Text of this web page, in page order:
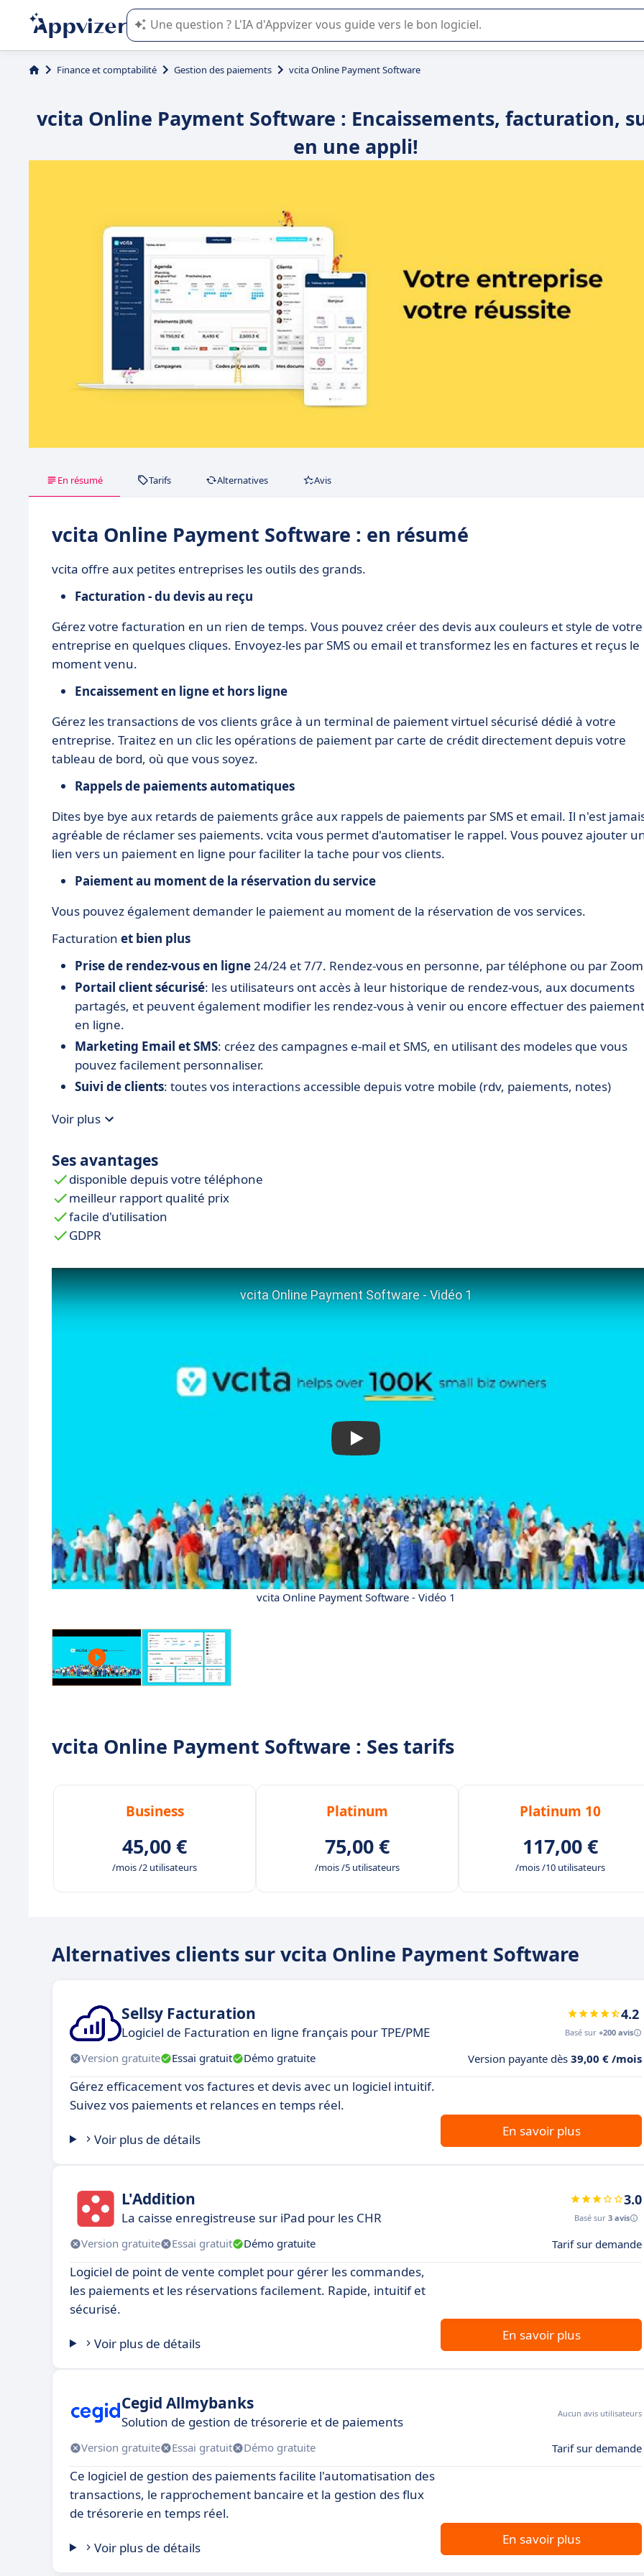
L'IA de Appvizer vous guide dans l'utilisation ou la sélection de logiciel SaaS en entreprise.
Finance et comptabilité Gestion des paiements vcita Online Payment Software
vcita Online Payment Software : Encaissements, facturation,
en une appli!
En résumé Tarifs Alternatives Avis
vcita Online Payment Software : en résumé
vcita offre aux petites entreprises les outils des grands.
Facturation - du devis au reçu
Gérez votre facturation en un rien de temps. Vous pouvez créer des devis aux couleurs et style de votre
entreprise en quelques cliques. Envoyez-les par SMS ou email et transformez les en factures et reçus le
moment venu.
Encaissement en ligne et hors ligne
Gérez les transactions de vos clients grâce à un terminal de paiement virtuel sécurisé dédié à votre
entreprise. Traitez en un clic les opérations de paiement par carte de crédit directement depuis votre
tableau de bord, où que vous soyez.
Rappels de paiements automatiques
Dites bye bye aux retards de paiements grâce aux rappels de paiements par SMS et email. Il n'est
agréable de réclamer ses paiements. vcita vous permet d'automatiser le rappel. Vous pouvez ajouter
lien vers un paiement en ligne pour faciliter la tache pour vos clients.
Paiement au moment de la réservation du service
Vous pouvez également demander le paiement au moment de la réservation de vos services.
Facturation et bien plus
Prise de rendez-vous en ligne 24/24 et 7/7. Rendez-vous en personne, par téléphone ou par
Portail client sécurisé: les utilisateurs ont accès à leur historique de rendez-vous, aux documents
partagés, et peuvent également modifier les rendez-vous à venir ou encore effectuer des
en ligne.
Marketing Email et SMS: créez des campagnes e-mail et SMS, en utilisant des modeles que vous
pouvez facilement personnaliser.
Suivi de clients: toutes vos interactions accessible depuis votre mobile (rdv, paiements, notes)
Voir plus
Ses avantages
disponible depuis votre téléphone
meilleur rapport qualité prix
facile d'utilisation
GDPR
vcita Online Payment Software - Vidéo 1
vcita Online Payment Software : Ses tarifs
Business
45,00 €
/mois /2 utilisateurs
Platinum
75,00 €
/mois /5 utilisateurs
Platinum 10
117,00 €
/mois /10 utilisateurs
Alternatives clients sur vcita Online Payment Software
Sellsy Facturation
Logiciel de Facturation en ligne français pour TPE/PME
4.2
Basé sur +200 avis
Version gratuite Essai gratuit Démo gratuite Version payante dès 39,00 € /mois
Gérez efficacement vos factures et devis avec un logiciel intuitif.
Suivez vos paiements et relances en temps réel.
Voir plus de détails
En savoir plus
L'Addition
La caisse enregistreuse sur iPad pour les CHR
3.0
Basé sur 3 avis
Version gratuite Essai gratuit Démo gratuite Tarif sur demande
Logiciel de point de vente complet pour gérer les commandes,
les paiements et les réservations facilement. Rapide, intuitif et
sécurisé.
Voir plus de détails
En savoir plus
Cegid Allmybanks
Solution de gestion de trésorerie et de paiements
Aucun avis utilisateurs
Version gratuite Essai gratuit Démo gratuite Tarif sur demande
Ce logiciel de gestion des paiements facilite l'automatisation des
transactions, le rapprochement bancaire et la gestion des flux
de trésorerie en temps réel.
Voir plus de détails
En savoir plus